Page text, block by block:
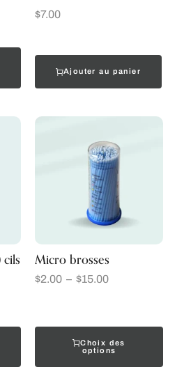
$7.00
Ajouter au panier
Micro brosses
$2.00 – $15.00
Choix des
options